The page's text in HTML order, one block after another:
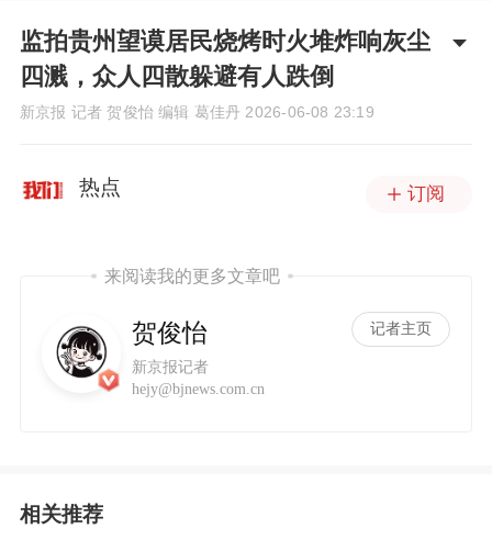
监拍贵州望谟居民烧烤时火堆炸响灰尘
四溅，众人四散躲避有人跌倒
新京报 记者 贺俊怡 编辑 葛佳丹 2026-06-08 23:19
热点 订阅
来阅读我的更多文章吧
贺俊怡
新京报记者
记者主页
hejy@bjnews.com.cn
相关推荐